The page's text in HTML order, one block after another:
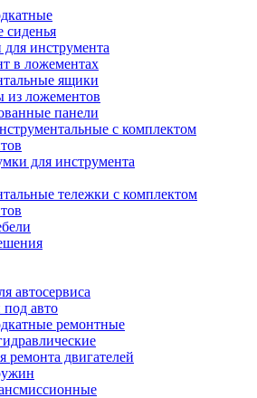
сиденья
инструмента
в ложементах
ящики
из ложементов
панели
с комплектом
для инструмента
тележки с комплектом
автосервиса
авто
ремонтные
ремонта двигателей